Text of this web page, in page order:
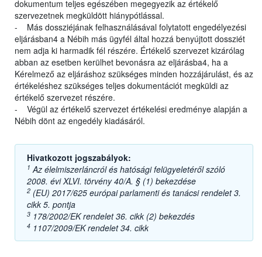
dokumentum teljes egészében megegyezik az értékelő
szervezetnek megküldött hiánypótlással.
- Más dossziéjának felhasználásával folytatott engedélyezési
eljárásban4 a Nébih más ügyfél által hozzá benyújtott dossziét
nem adja ki harmadik fél részére. Értékelő szervezet kizárólag
abban az esetben kerülhet bevonásra az eljárásba4, ha a
Kérelmező az eljáráshoz szükséges minden hozzájárulást, és az
értékeléshez szükséges teljes dokumentációt megküldi az
értékelő szervezet részére.
- Végül az értékelő szervezet értékelési eredménye alapján a
Nébih dönt az engedély kiadásáról.
Hivatkozott jogszabályok:
1 Az élelmiszerláncról és hatósági felügyeletéről szóló
2008. évi XLVI. törvény 40/A. § (1) bekezdése
2 (EU) 2017/625 európai parlamenti és tanácsi rendelet 3.
cikk 5. pontja
3 178/2002/EK rendelet 36. cikk (2) bekezdés
4 1107/2009/EK rendelet 34. cikk